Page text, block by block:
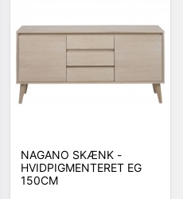
NAGANO SKÆNK -
HVIDPIGMENTERET EG
150CM